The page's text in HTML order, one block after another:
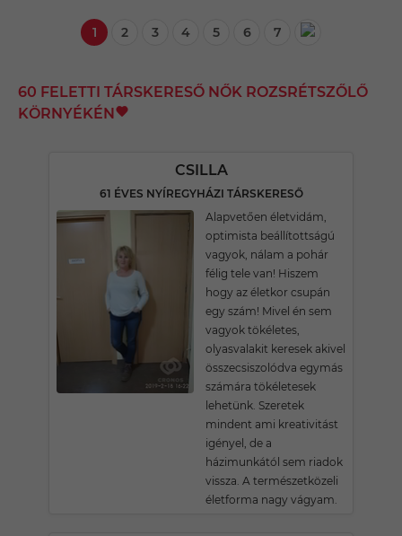
1 2 3 4 5 6 7
60 FELETTI TÁRSKERESŐ NŐK ROZSRÉTSZŐLŐ
KÖRNYÉKÉN
CSILLA
61 ÉVES NYÍREGYHÁZI TÁRSKERESŐ
Alapvetően életvidám,
optimista beállítottságú
vagyok, nálam a pohár
félig tele van! Hiszem
hogy az életkor csupán
egy szám! Mivel én sem
vagyok tökéletes,
olyasvalakit keresek akivel
összecsiszolódva egymás
számára tökéletesek
lehetünk. Szeretek
mindent ami kreativitást
igényel, de a
házimunkától sem riadok
vissza. A természetközeli
életforma nagy vágyam.